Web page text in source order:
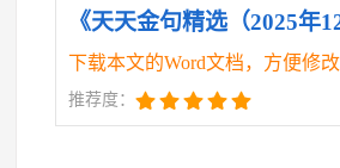
下载本文的Word文档，方便修
推荐度：